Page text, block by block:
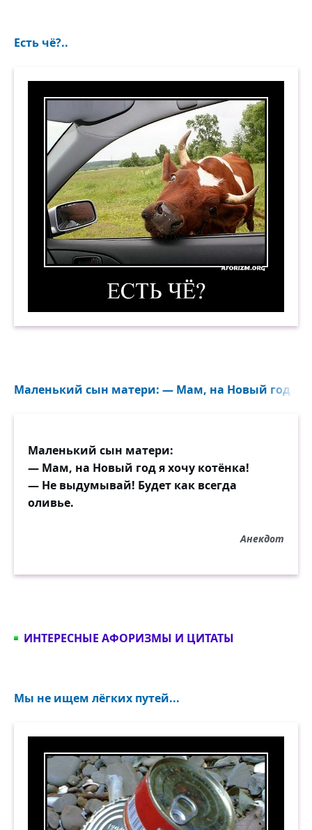
Есть чё?..
Маленький сын матери: — Мам, на Новый год я
Маленький сын матери:
— Мам, на Новый год я хочу котёнка!
— Не выдумывай! Будет как всегда
оливье.
Анекдот
ИНТЕРЕСНЫЕ АФОРИЗМЫ И ЦИТАТЫ
Мы не ищем лёгких путей...